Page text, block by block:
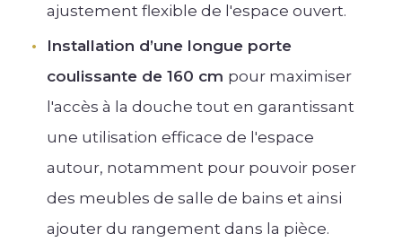
ajustement flexible de l'espace ouvert.
Installation d’une longue porte
coulissante de 160 cm pour maximiser
l'accès à la douche tout en garantissant
une utilisation efficace de l'espace
autour, notamment pour pouvoir poser
des meubles de salle de bains et ainsi
ajouter du rangement dans la pièce.